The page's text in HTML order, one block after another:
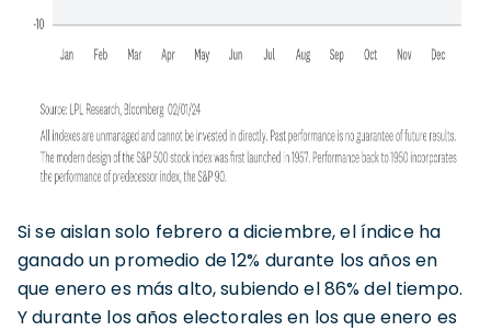
Si se aislan solo febrero a diciembre, el índice ha
ganado un promedio de 12% durante los años en
que enero es más alto, subiendo el 86% del tiempo.
Y durante los años electorales en los que enero es